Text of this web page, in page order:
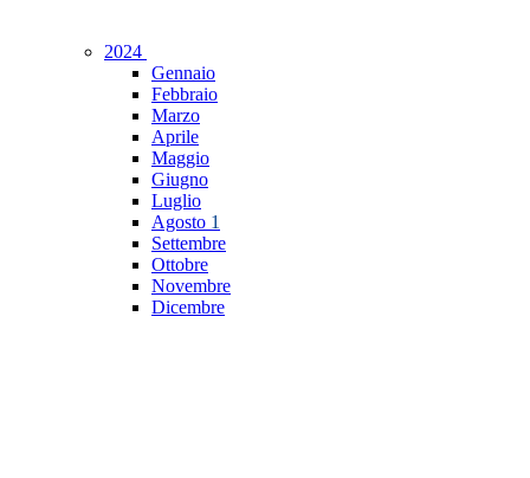
2024
Gennaio
Febbraio
Marzo
Aprile
Maggio
Giugno
Luglio
Agosto 1
Settembre
Ottobre
Novembre
Dicembre